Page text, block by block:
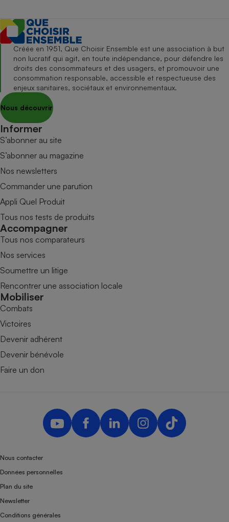
Créée en 1951, Que Choisir Ensemble est une association à but
non lucratif qui agit, en toute indépendance, pour défendre les
droits des consommateurs et des usagers, et promouvoir une
consommation responsable, accessible et respectueuse des
enjeux sanitaires, sociétaux et environnementaux.
Nous découvrir
Informer
S’abonner au site
S’abonner au magazine
Nos newsletters
Commander une parution
Appli Quel Produit
Tous nos tests de produits
Accompagner
Tous nos comparateurs
Nos services
Soumettre un litige
Rencontrer une association locale
Mobiliser
Combats
Victoires
Devenir adhérent
Devenir bénévole
Faire un don
Nous contacter
Données personnelles
Plan du site
Newsletter
Conditions générales